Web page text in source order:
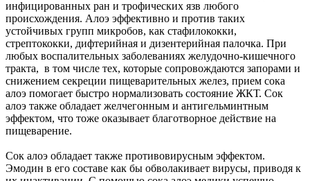
инфицированных ран и трофических язв любого
происхождения. Алоэ эффективно и против таких
устойчивых групп микробов, как стафилококки,
стрептококки, дифтерийная и дизентерийная палочка. При
любых воспалительных заболеваниях желудочно-кишечного
тракта, в том числе тех, которые сопровождаются запорами и
снижением секреции пищеварительных желез, прием сока
алоэ помогает быстро нормализовать состояние ЖКТ. Сок
алоэ также обладает желчегонным и антигельминтным
эффектом, что тоже оказывает благотворное действие на
пищеварение.
Сок алоэ обладает также противовирусным эффектом.
Эмодин в его составе как бы обволакивает вирусы, приводя к